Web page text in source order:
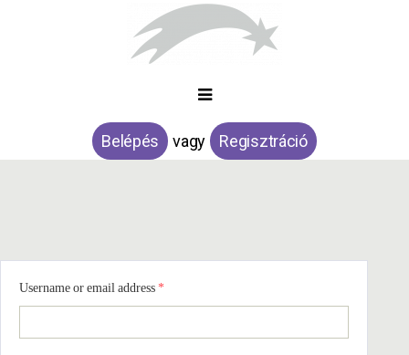
Belépés vagy Regisztráció
Username or email address *